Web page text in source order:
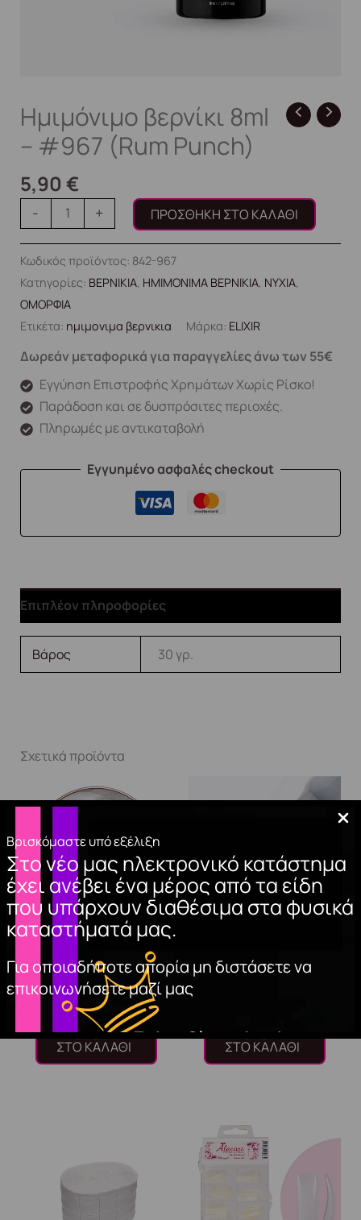
Βρισκόμαστε υπό εξέλιξη
Στο νέο μας ηλεκτρονικό κατάστημα
έχει ανέβει ένα μέρος από τα είδη
που υπάρχουν διαθέσιμα στα φυσικά
καταστήματά μας.
Για οποιαδήποτε απορία μη διστάσετε να
επικοινωνήσετε μαζί μας
Ημιμόνιμο βερνίκι 8ml
– #967 (Rum Punch)
5,90 €
- + ΠΡΟΣΘΉΚΗ ΣΤΟ ΚΑΛΆΘΙ
Κωδικός προϊόντος: 842-967
Κατηγορίες: ΒΕΡΝΙΚΙΑ, ΗΜΙΜΟΝΙΜΑ ΒΕΡΝΙΚΙΑ, ΝΥΧΙΑ,
ΟΜΟΡΦΙΑ
Ετικέτα: ημιμονιμα βερνικια Μάρκα: ELIXIR
Δωρεάν μεταφορικά για παραγγελίες άνω των 55€
Εγγύηση Επιστροφής Χρημάτων Χωρίς Ρίσκο!
Παράδοση και σε δυσπρόσιτες περιοχές.
Πληρωμές με αντικαταβολή
Εγγυημένο ασφαλές checkout
Επιπλέον πληροφορίες
Βάρος 30 γρ.
Σχετικά προϊόντα
ΝΥΧΙΩΝ (WHITE)
8,50€
ΠΡΟΣΘΉΚΗ
ΣΤΟ ΚΑΛΆΘΙ
MILKY 15ml
ΠΡΟΣΘΉΚΗ
ΣΤΟ ΚΑΛΆΘΙ